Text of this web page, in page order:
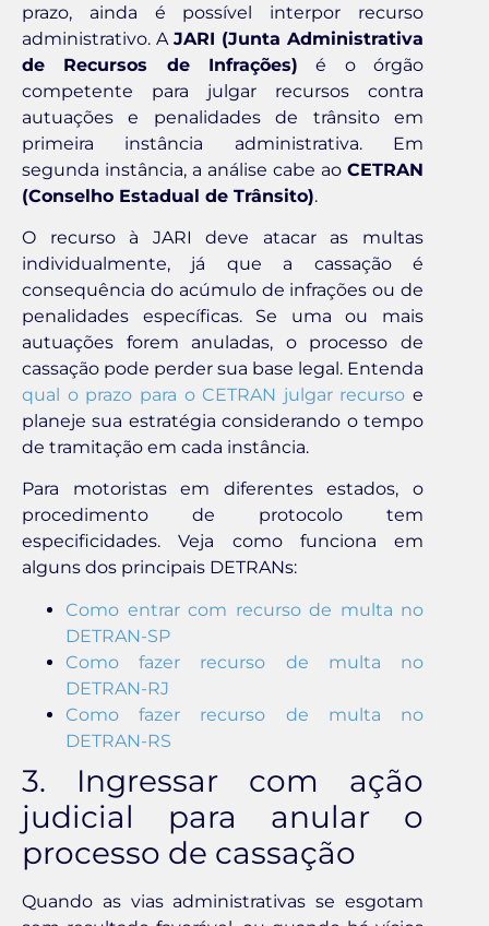
prazo, ainda é possível interpor recurso
administrativo. A JARI (Junta Administrativa
de Recursos de Infrações) é o órgão
competente para julgar recursos contra
autuações e penalidades de trânsito em
primeira instância administrativa. Em
segunda instância, a análise cabe ao CETRAN
(Conselho Estadual de Trânsito).
O recurso à JARI deve atacar as multas
individualmente, já que a cassação é
consequência do acúmulo de infrações ou de
penalidades específicas. Se uma ou mais
autuações forem anuladas, o processo de
cassação pode perder sua base legal. Entenda
qual o prazo para o CETRAN julgar recurso e
planeje sua estratégia considerando o tempo
de tramitação em cada instância.
Para motoristas em diferentes estados, o
procedimento de protocolo tem
especificidades. Veja como funciona em
alguns dos principais DETRANs:
Como entrar com recurso de multa no
DETRAN-SP
Como fazer recurso de multa no
DETRAN-RJ
Como fazer recurso de multa no
DETRAN-RS
3. Ingressar com ação
judicial para anular o
processo de cassação
Quando as vias administrativas se esgotam